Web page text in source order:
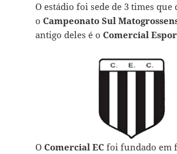
O estádio foi sede de 3 times
o Campeonato Sul
antigo deles é o Comercial
O Comercial ECfoi fundado em